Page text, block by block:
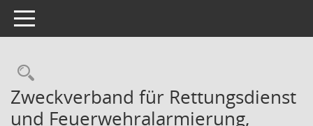
Toggle navigation
Rechercheauswahl
Zweckverband für Rettungsdienst
und Feuerwehralarmierung,